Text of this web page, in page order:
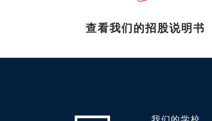
查看我们的招股说明书